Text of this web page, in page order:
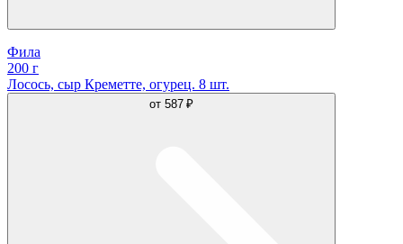
Фила
200 г
Лосось, сыр Креметте, огурец. 8 шт.
от 587 ₽